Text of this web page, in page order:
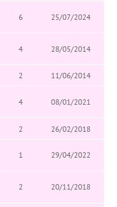
6 25/07/2024
4 28/05/2014
2
11/06/2014
4 08/01/2021
2
26/02/2018
1 29/04/2022
2 20/11/2018